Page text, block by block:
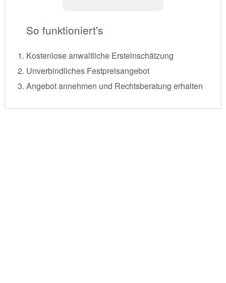
So funktioniert's
Kostenlose anwaltliche Ersteinschätzung
Unverbindliches Festpreisangebot
Angebot annehmen und Rechtsberatung erhalten